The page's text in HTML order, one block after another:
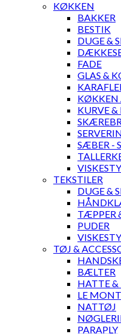
KØKKEN
BAKKER
BESTIK
DUGE &
FADE
GLAS &
KØKKEN
KURVE &
SÆBER -
TEKSTILER
DUGE &
TÆPPER
PUDER
TØJ &
BÆLTER
HATTE &
LE
NATTØJ
PARAPLY